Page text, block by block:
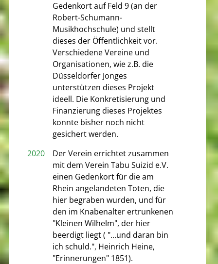
Gedenkort auf Feld 9 (an der
Robert-Schumann-
Musikhochschule) und stellt
dieses der Öffentlichkeit vor.
Verschiedene Vereine und
Organisationen, wie z.B. die
Düsseldorfer Jonges
unterstützen dieses Projekt
ideell. Die Konkretisierung und
Finanzierung dieses Projektes
konnte bisher noch nicht
gesichert werden.
2020
Der Verein errichtet zusammen
mit dem Verein Tabu Suizid e.V.
einen Gedenkort für die am
Rhein angelandeten Toten, die
hier begraben wurden, und für
den im Knabenalter ertrunkenen
"Kleinen Wilhelm", der hier
beerdigt liegt ( "...und daran bin
ich schuld.", Heinrich Heine,
"Erinnerungen" 1851).